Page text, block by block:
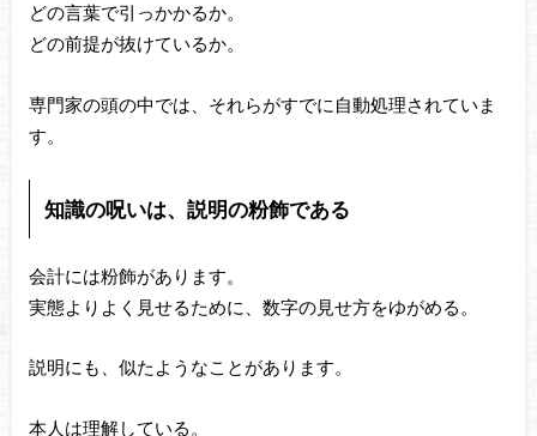
どの言葉で引っかかるか。
どの前提が抜けているか。
専門家の頭の中では、それらがすでに自動処理されていま
す。
知識の呪いは、説明の粉飾である
会計には粉飾があります。
実態よりよく見せるために、数字の見せ方をゆがめる。
説明にも、似たようなことがあります。
本人は理解している。